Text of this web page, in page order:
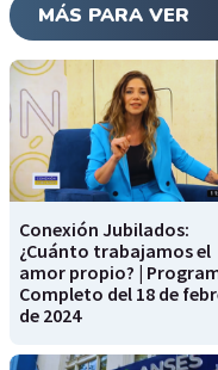
MÁS PARA VER
Conexión Jubilados:
¿Cuánto trabajamos el
amor propio? |
Completo del 18 de
de 2024